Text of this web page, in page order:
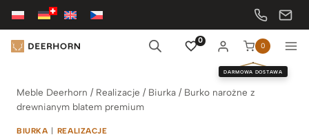
Przejdź
treści
0
0
DARMOWA DOSTAWA
Meble Deerhorn / Realizacje / Biurka / Burko narożne z
drewnianym blatem premium
BIURKA | REALIZACJE